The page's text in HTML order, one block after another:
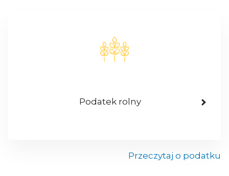
Podatek rolny
Przeczytaj o podatku